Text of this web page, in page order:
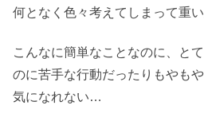
何となく色々考えてしまって重
こんなに簡単なことなのに、と
のに苦手な行動だったりもやも
気になれない…